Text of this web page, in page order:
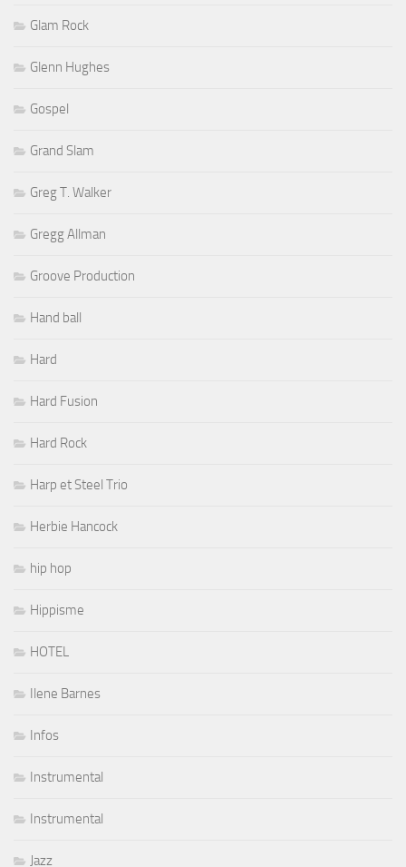
Glam Rock
Glenn Hughes
Gospel
Grand Slam
Greg T. Walker
Gregg Allman
Groove Production
Hand ball
Hard
Hard Fusion
Hard Rock
Harp et Steel Trio
Herbie Hancock
hip hop
Hippisme
HOTEL
Ilene Barnes
Infos
Instrumental
Instrumental
Jazz